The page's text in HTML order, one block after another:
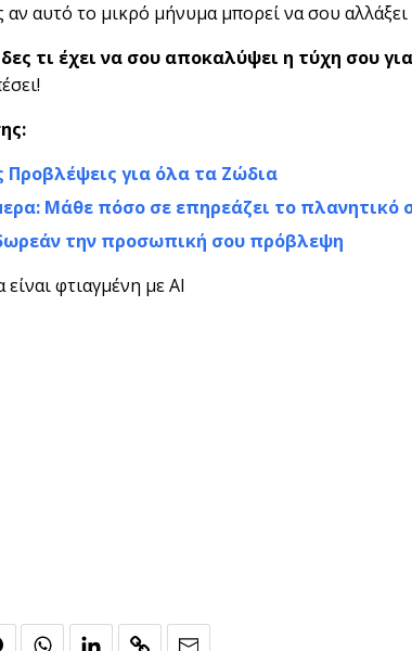
αν αυτό το μικρό μήνυμα μπορεί να σου
τι έχει να σου αποκαλύψει η τύχη σου
Προβλέψεις για όλα τα Ζώδια
Μάθε πόσο σε επηρεάζει το πλανητικό
την προσωπική σου πρόβλεψη
φτιαγμένη με AI